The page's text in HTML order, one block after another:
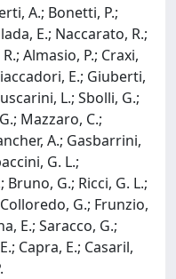
A.; Bonetti, P.;
E.; Naccarato, R.;
Almasio, P.; Craxi,
E.; Giuberti,
L.; Sbolli, G.;
Mazzaro, C.;
A.; Gasbarrini,
G. L.;
G.; Ricci, G. L.;
G.; Frunzio,
E.; Saracco, G.;
Capra, E.; Casaril,